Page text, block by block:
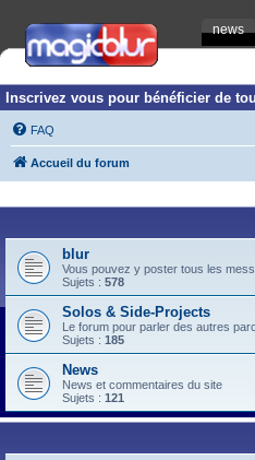
news
Inscrivez vous pour bénéficier de
FAQ
Accueil du forum
blur
Vous pouvez y poster tous les
Sujets : 578
Solos & Side-Projects
Le forum pour parler des autres
Sujets : 185
News
News et commentaires du site
Sujets : 121